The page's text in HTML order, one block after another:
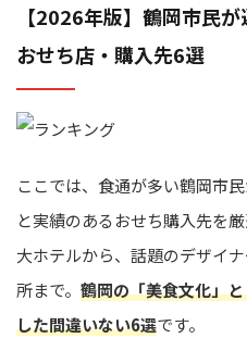
【2026年版】鶴岡市民
おせち店・購入先6選
ここでは、食通が多い鶴岡市
と実績のあるおせち購入先を
大ホテルから、話題のデザイ
所まで。 鶴岡の「美食文化」
した間違いない6選です。